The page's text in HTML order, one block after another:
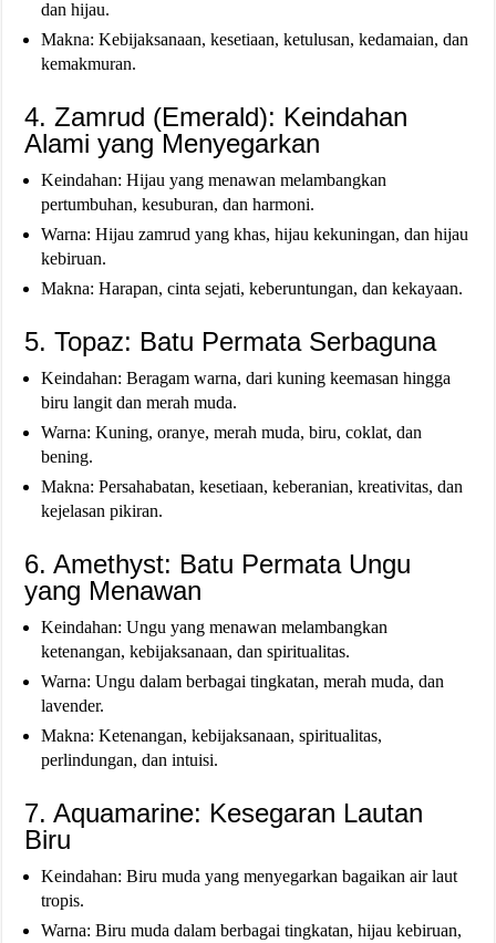
dan hijau.
Makna: Kebijaksanaan, kesetiaan, ketulusan, kedamaian, dan
kemakmuran.
4. Zamrud (Emerald): Keindahan
Alami yang Menyegarkan
Keindahan: Hijau yang menawan melambangkan
pertumbuhan, kesuburan, dan harmoni.
Warna: Hijau zamrud yang khas, hijau kekuningan, dan hijau
kebiruan.
Makna: Harapan, cinta sejati, keberuntungan, dan kekayaan.
5. Topaz: Batu Permata Serbaguna
Keindahan: Beragam warna, dari kuning keemasan hingga
biru langit dan merah muda.
Warna: Kuning, oranye, merah muda, biru, coklat, dan
bening.
Makna: Persahabatan, kesetiaan, keberanian, kreativitas, dan
kejelasan pikiran.
6. Amethyst: Batu Permata Ungu
yang Menawan
Keindahan: Ungu yang menawan melambangkan
ketenangan, kebijaksanaan, dan spiritualitas.
Warna: Ungu dalam berbagai tingkatan, merah muda, dan
lavender.
Makna: Ketenangan, kebijaksanaan, spiritualitas,
perlindungan, dan intuisi.
7. Aquamarine: Kesegaran Lautan
Biru
Keindahan: Biru muda yang menyegarkan bagaikan air laut
tropis.
Warna: Biru muda dalam berbagai tingkatan, hijau kebiruan,